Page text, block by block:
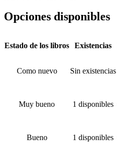
Opciones disponibles
Estado de los libros Existencias
Como nuevo Sin existencias
Muy bueno 1 disponibles
Bueno 1 disponibles